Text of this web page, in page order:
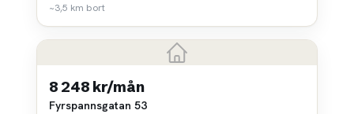
~3,5 km bort
8 248 kr/mån
Fyrspannsgatan 53